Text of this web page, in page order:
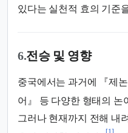
있다는 실천적 효의 기준
6.전승 및 영향
중국에서는 과거에 『제
어』 등 다양한 형태의 논
그러나 현재까지 전해 내